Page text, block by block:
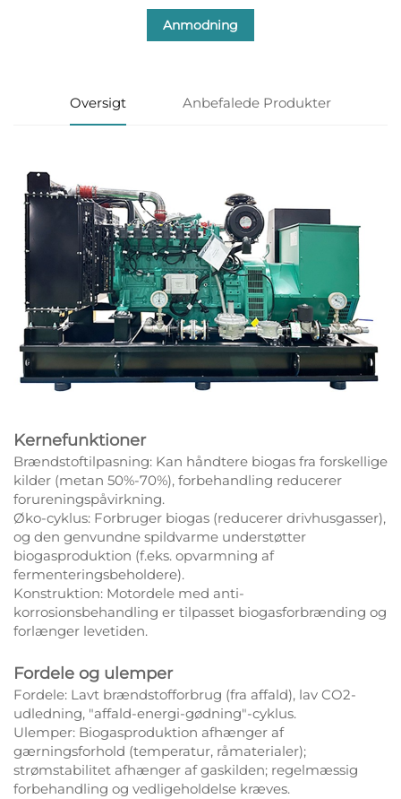
Anmodning
Oversigt Anbefalede Produkter
Kernefunktioner
Brændstoftilpasning: Kan håndtere biogas fra forskellige
kilder (metan 50%-70%), forbehandling reducerer
forureningspåvirkning.
Øko-cyklus: Forbruger biogas (reducerer drivhusgasser),
og den genvundne spildvarme understøtter
biogasproduktion (f.eks. opvarmning af
fermenteringsbeholdere).
Konstruktion: Motordele med anti-
korrosionsbehandling er tilpasset biogasforbrænding og
forlænger levetiden.
Fordele og ulemper
Fordele: Lavt brændstofforbrug (fra affald), lav CO2-
udledning, "affald-energi-gødning"-cyklus.
Ulemper: Biogasproduktion afhænger af
gærningsforhold (temperatur, råmaterialer);
strømstabilitet afhænger af gaskilden; regelmæssig
forbehandling og vedligeholdelse kræves.